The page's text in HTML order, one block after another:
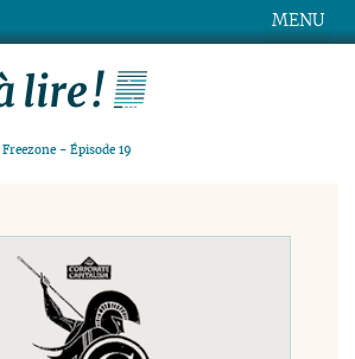
MENU
Freezone - Épisode 19